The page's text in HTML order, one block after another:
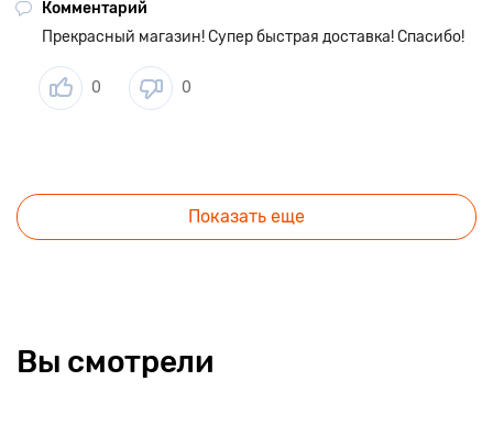
Комментарий
Прекрасный магазин! Супер быстрая доставка! Спасибо!
0 0
Показать еще
Вы смотрели